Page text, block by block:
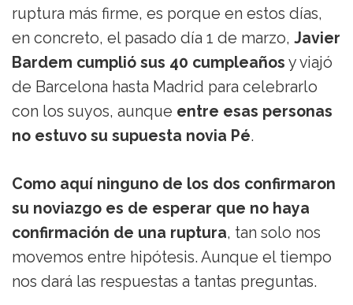
ruptura más firme, es porque en estos días,
en concreto, el pasado día 1 de marzo, Javier
Bardem cumplió sus 40 cumpleaños y viajó
de Barcelona hasta Madrid para celebrarlo
con los suyos, aunque entre esas personas
no estuvo su supuesta novia Pé.
Como aquí ninguno de los dos confirmaron
su noviazgo es de esperar que no haya
confirmación de una ruptura, tan solo nos
movemos entre hipótesis. Aunque el tiempo
nos dará las respuestas a tantas preguntas.